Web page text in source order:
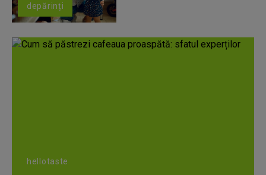
depărinți
hellotaste